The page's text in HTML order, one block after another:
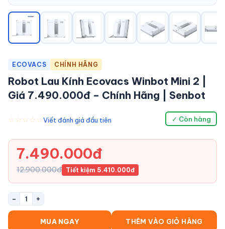
ECOVACS CHÍNH HÃNG
Robot Lau Kính Ecovacs Winbot Mini 2 |
Giá 7.490.000đ – Chính Hãng | Senbot
☆☆☆☆☆Viết đánh giá đầu tiên ✓ Còn hàng
7.490.000đ
12.900.000đ Tiết kiệm 5.410.000đ
− 1 +
THÊM VÀO GIỎ HÀNG
MUA NGAY